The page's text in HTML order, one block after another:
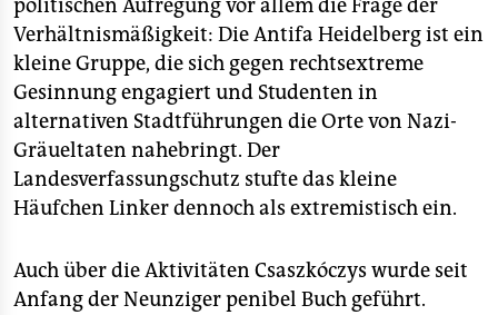
politischen Aufregung vor allem die Frage der
Verhältnismäßigkeit: Die Antifa Heidelberg ist ein
kleine Gruppe, die sich gegen rechtsextreme
Gesinnung engagiert und Studenten in
alternativen Stadtführungen die Orte von Nazi-
Gräueltaten nahebringt. Der
Landesverfassungschutz stufte das kleine
Häufchen Linker dennoch als extremistisch ein.
Auch über die Aktivitäten Csaszkóczys wurde seit
Anfang der Neunziger penibel Buch geführt.